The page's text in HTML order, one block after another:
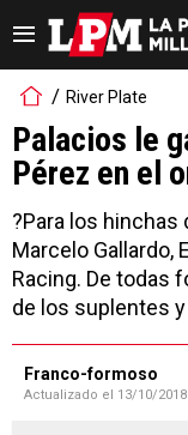
River Plate
Palacios le
Pérez en el
?Para los hinchas
Marcelo Gallardo,
Racing. De todas
de los suplentes
Franco-formoso
Actualizado el 13/10/